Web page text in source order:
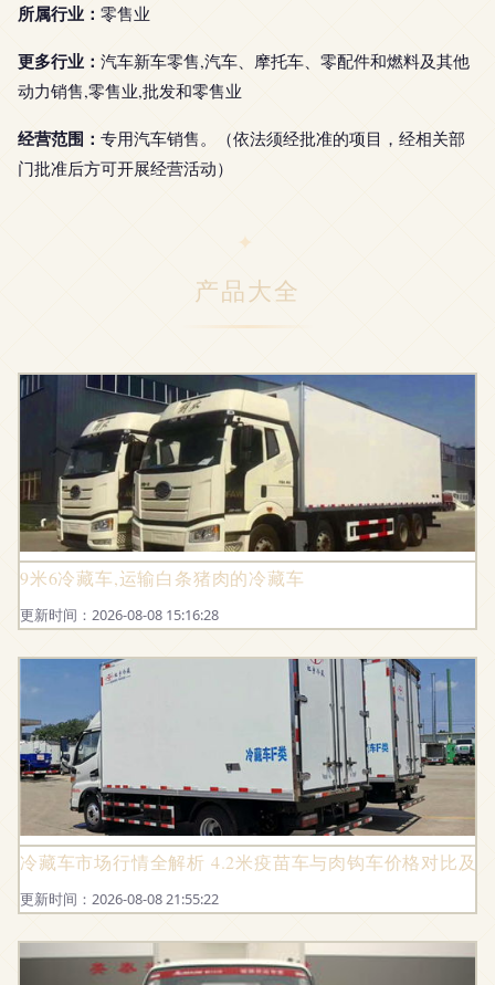
所属行业： 零售业
更多行业： 汽车新车零售,汽车、摩托车、零配件和燃料及其他
动力销售,零售业,批发和零售业
经营范围： 专用汽车销售。（依法须经批准的项目，经相关部
门批准后方可开展经营活动）
产品大全
9米6冷藏车,运输白条猪肉的冷藏车
更新时间：2026-08-08 15:16:28
冷藏车市场行情全解析 4.2米疫苗车与肉钩车价格对比及
更新时间：2026-08-08 21:55:22